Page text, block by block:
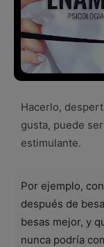
Hacerlo,
gusta, puede
estimulante.
Por ejemplo,
después de
besas mejor, y
nunca podría